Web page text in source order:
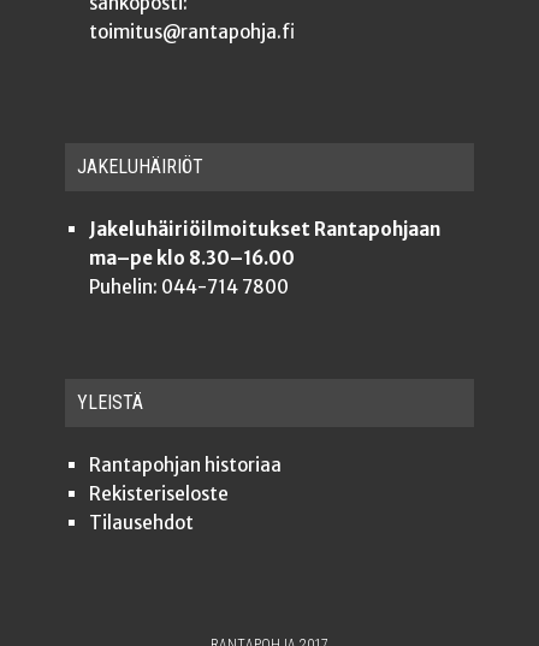
toimitus@rantapohja.fi
JAKE­LU­HÄI­RIÖT
Jakeluhäiriöilmoitukset Rantapohjaan
ma–pe klo 8.30–16.00
Puhelin: 044-714 7800
YLEISTÄ
Ran­ta­poh­jan historiaa
Rekis­te­ri­se­los­te
Tilauseh­dot